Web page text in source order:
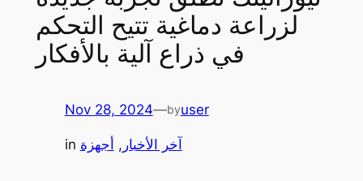
لزراعة دماغية تتيح التحكم
في ذراع آلية بالأفكار
Nov 28, 2024—byuser
in آخر الأخبار , أجهزة